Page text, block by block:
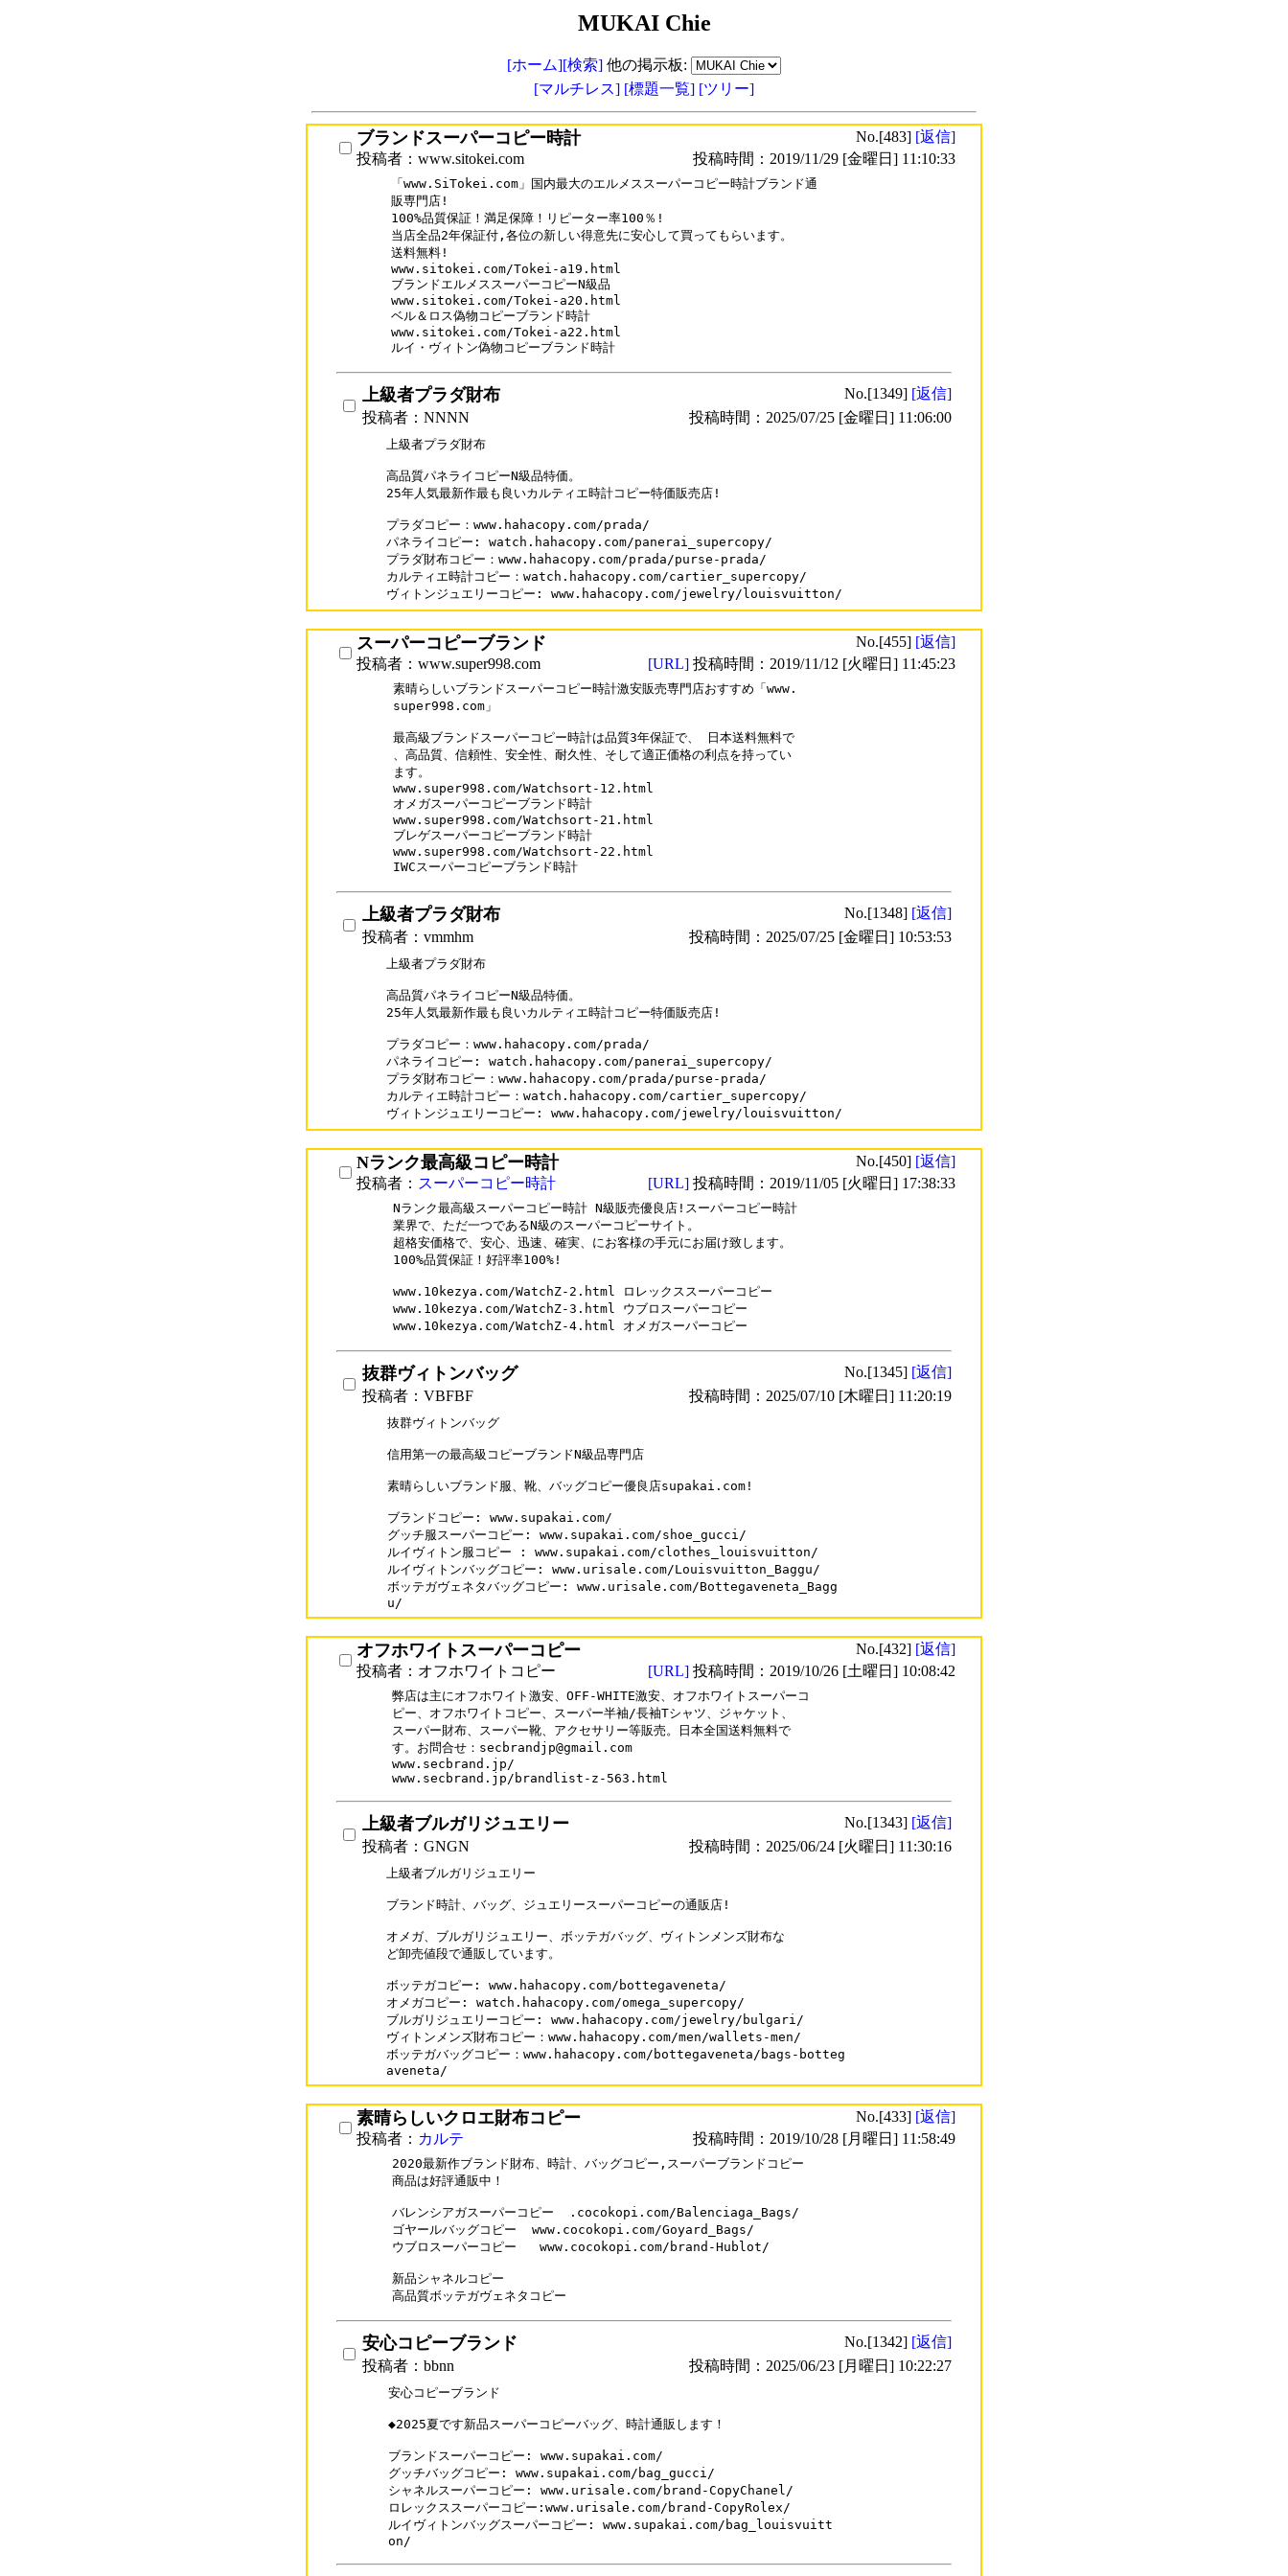
MUKAI Chie
[ホーム][検索] 他の掲示板:
[マルチレス] [標題一覧] [ツリー]
ブランドスーパーコピー時計 No.[483] [返信]
投稿者：www.sitokei.com
投稿時間：2019/11/29 [金曜日] 11:10:33
「www.SiTokei.com」国内最大のエルメススーパーコピー時計ブランド通
販専門店!
100%品質保証！満足保障！リピーター率100％!
当店全品2年保証付,各位の新しい得意先に安心して買ってもらいます。
送料無料!
www.sitokei.com/Tokei-a19.html
ブランドエルメススーパーコピーN級品
www.sitokei.com/Tokei-a20.html
ベル＆ロス偽物コピーブランド時計
www.sitokei.com/Tokei-a22.html
ルイ・ヴィトン偽物コピーブランド時計
上級者プラダ財布 No.[1349] [返信]
投稿者：NNNN
投稿時間：2025/07/25 [金曜日] 11:06:00
上級者プラダ財布
高品質パネライコピーN級品特価。
25年人気最新作最も良いカルティエ時計コピー特価販売店!
プラダコピー：www.hahacopy.com/prada/
パネライコピー: watch.hahacopy.com/panerai_supercopy/
プラダ財布コピー：www.hahacopy.com/prada/purse-prada/
カルティエ時計コピー：watch.hahacopy.com/cartier_supercopy/
スーパーコピーブランド No.[455] [返信]
投稿者：www.super998.com
[URL] 投稿時間：2019/11/12 [火曜日] 11:45:23
素晴らしいブランドスーパーコピー時計激安販売専門店おすすめ「www.
super998.com」
最高級ブランドスーパーコピー時計は品質3年保証で、 日本送料無料で
、高品質、信頼性、安全性、耐久性、そして適正価格の利点を持ってい
ます。
www.super998.com/Watchsort-12.html
オメガスーパーコピーブランド時計
www.super998.com/Watchsort-21.html
ブレゲスーパーコピーブランド時計
www.super998.com/Watchsort-22.html
IWCスーパーコピーブランド時計
上級者プラダ財布 No.[1348] [返信]
投稿者：vmmhm
投稿時間：2025/07/25 [金曜日] 10:53:53
上級者プラダ財布
高品質パネライコピーN級品特価。
25年人気最新作最も良いカルティエ時計コピー特価販売店!
プラダコピー：www.hahacopy.com/prada/
パネライコピー: watch.hahacopy.com/panerai_supercopy/
プラダ財布コピー：www.hahacopy.com/prada/purse-prada/
カルティエ時計コピー：watch.hahacopy.com/cartier_supercopy/
Nランク最高級コピー時計 No.[450] [返信]
投稿者： スーパーコピー時計 [URL] 投稿時間：2019/11/05 [火曜日] 17:38:33
Nランク最高級スーパーコピー時計 N級販売優良店!スーパーコピー時計
業界で、ただ一つであるN級のスーパーコピーサイト。
超格安価格で、安心、迅速、確実、にお客様の手元にお届け致します。
100%品質保証！好評率100%!
www.10kezya.com/WatchZ-2.html ロレックススーパーコピー
www.10kezya.com/WatchZ-3.html ウブロスーパーコピー
www.10kezya.com/WatchZ-4.html オメガスーパーコピー
抜群ヴィトンバッグ No.[1345] [返信]
投稿者：VBFBF
投稿時間：2025/07/10 [木曜日] 11:20:19
抜群ヴィトンバッグ
信用第一の最高級コピーブランドN級品専門店
素晴らしいブランド服、靴、バッグコピー優良店supakai.com!
ブランドコピー: www.supakai.com/
グッチ服スーパーコピー: www.supakai.com/shoe_gucci/
ルイヴィトン服コピー : www.supakai.com/clothes_louisvuitton/
ルイヴィトンバッグコピー: www.urisale.com/Louisvuitton_Baggu/
ボッテガヴェネタバッグコピー: www.urisale.com/Bottegaveneta_Bagg
u/
オフホワイトスーパーコピー No.[432] [返信]
投稿者：オフホワイトコピー
[URL] 投稿時間：2019/10/26 [土曜日] 10:08:42
弊店は主にオフホワイト激安、OFF-WHITE激安、オフホワイトスーパーコ
ピー、オフホワイトコピー、スーパー半袖/長袖Tシャツ、ジャケット、
スーパー財布、スーパー靴、アクセサリー等販売。日本全国送料無料で
す。お問合せ：secbrandjp@gmail.com
www.secbrand.jp/
上級者ブルガリジュエリー No.[1343] [返信]
投稿者：GNGN
投稿時間：2025/06/24 [火曜日] 11:30:16
上級者ブルガリジュエリー
ブランド時計、バッグ、ジュエリースーパーコピーの通販店!
オメガ、ブルガリジュエリー、ボッテガバッグ、ヴィトンメンズ財布な
ど卸売値段で通販しています。
ボッテガコピー: www.hahacopy.com/bottegaveneta/
オメガコピー: watch.hahacopy.com/omega_supercopy/
ブルガリジュエリーコピー: www.hahacopy.com/jewelry/bulgari/
ヴィトンメンズ財布コピー：www.hahacopy.com/men/wallets-men/
ボッテガバッグコピー：www.hahacopy.com/bottegaveneta/bags-botteg
素晴らしいクロエ財布コピー No.[433] [返信]
投稿者： カルテ 投稿時間：2019/10/28 [月曜日] 11:58:49
2020最新作ブランド財布、時計、バッグコピー,スーパーブランドコピー
商品は好評通販中！
バレンシアガスーパーコピー  .cocokopi.com/Balenciaga_Bags/
ゴヤールバッグコピー  www.cocokopi.com/Goyard_Bags/
ウブロスーパーコピー   www.cocokopi.com/brand-Hublot/
新品シャネルコピー
安心コピーブランド No.[1342] [返信]
投稿者：bbnn
投稿時間：2025/06/23 [月曜日] 10:22:27
安心コピーブランド
◆2025夏です新品スーパーコピーバッグ、時計通販します！
ブランドスーパーコピー: www.supakai.com/
グッチバッグコピー: www.supakai.com/bag_gucci/
シャネルスーパーコピー: www.urisale.com/brand-CopyChanel/
ロレックススーパーコピー:www.urisale.com/brand-CopyRolex/
ルイヴィトンバッグスーパーコピー: www.supakai.com/bag_louisvuitt
on/